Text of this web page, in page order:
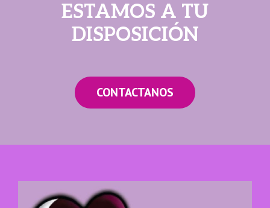
ESTAMOS A TU
DISPOSICIÓN
CONTACTANOS